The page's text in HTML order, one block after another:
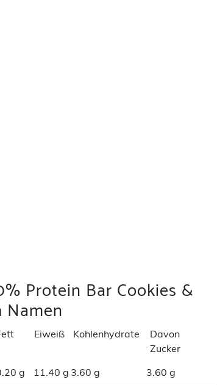
Protein Bar Cookies &
Namen
Eiweiß Kohlenhydrate
Davon
Zucker
g 11.40 g 3.60 g 3.60 g